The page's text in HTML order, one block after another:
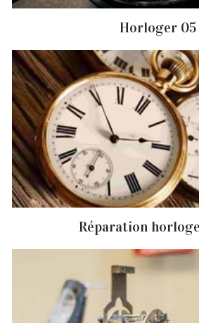
Horloger 05
Réparation